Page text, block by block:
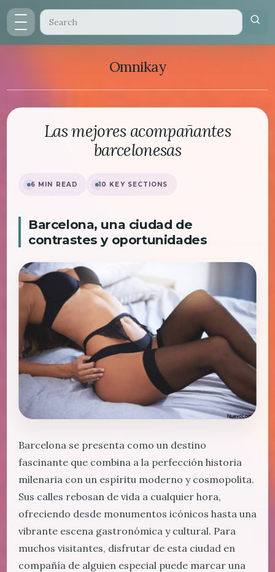
Omnikay
Las mejores acompañantes
barcelonesas
6 MIN READ 10 KEY SECTIONS
Barcelona, una ciudad de
contrastes y oportunidades
Barcelona se presenta como un destino
fascinante que combina a la perfección historia
milenaria con un espíritu moderno y cosmopolita.
Sus calles rebosan de vida a cualquier hora,
ofreciendo desde monumentos icónicos hasta una
vibrante escena gastronómica y cultural. Para
muchos visitantes, disfrutar de esta ciudad en
compañía de alguien especial puede marcar una